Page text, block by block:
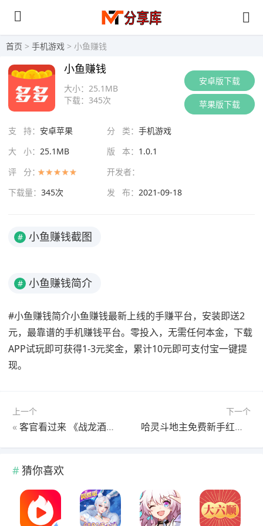
首页 > 手机游戏 > 小鱼赚钱
安卓版下载
苹果版下载
大小： 25.1MB
下载： 345次
小鱼赚钱
支 持： 安卓苹果 分 类： 手机游戏
大 小： 25.1MB 版 本： 1.0.1
评 分：
开发者：
下载量： 345次 发 布： 2021-09-18
# 小鱼赚钱截图
# 小鱼赚钱简介
#小鱼赚钱简介小鱼赚钱最新上线的手赚平台，安装即送2
元，最靠谱的手机赚钱平台。零投入，无需任何本金，下载
APP试玩即可获得1-3元奖金，累计10元即可支付宝一键提
现。
上一个
«客官看过来 《战龙酒馆》五大特色盘点
下一个
哈灵斗地主免费新手红包1.5元，每天斗地主领元
猜你喜欢